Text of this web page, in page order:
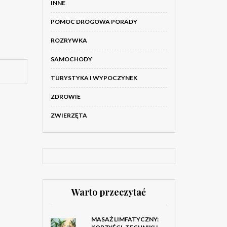
INNE
POMOC DROGOWA PORADY
ROZRYWKA
SAMOCHODY
TURYSTYKA I WYPOCZYNEK
ZDROWIE
ZWIERZĘTA
Warto przeczytać
MASAŻ LIMFATYCZNY: